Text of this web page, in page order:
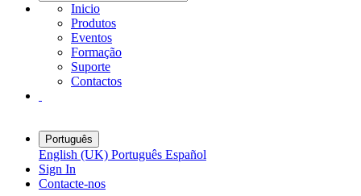
Inicio
Produtos
Eventos
Formação
Suporte
Contactos
Português
English (UK) Português Español
Sign In
Contacte-nos